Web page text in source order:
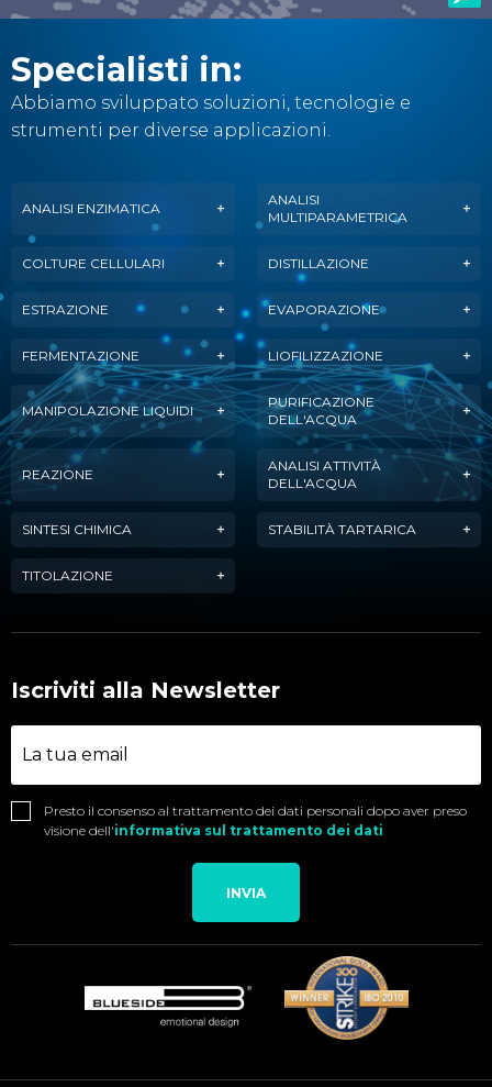
Specialisti in:
Abbiamo sviluppato soluzioni, tecnologie e
strumenti per diverse applicazioni.
ANALISI ENZIMATICA
ANALISI
MULTIPARAMETRICA
COLTURE CELLULARI DISTILLAZIONE
ESTRAZIONE EVAPORAZIONE
FERMENTAZIONE LIOFILIZZAZIONE
MANIPOLAZIONE LIQUIDI
PURIFICAZIONE
DELL'ACQUA
REAZIONE
ANALISI ATTIVITÀ
DELL'ACQUA
SINTESI CHIMICA STABILITÀ TARTARICA
TITOLAZIONE
Iscriviti alla Newsletter
Presto il consenso al trattamento dei dati personali dopo aver preso
visione dell'informativa sul trattamento dei dati
INVIA